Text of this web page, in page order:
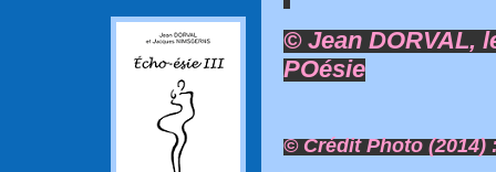
© Jean DORVAL,
POésie
© Crédit Photo (2014)